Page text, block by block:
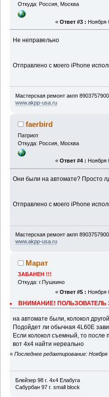
Откуда: Россия, Москва
« Ответ #3 : Ноября
Не неправельно
Отправлено с моего iPhone
Мастерская ремонт акпп
www.akpp-usa.ru
faerbird
Патриот
Откуда: Россия, Москва
« Ответ #4 : Ноября
Они были на автомате? Просто
Отправлено с моего iPhone
Мастерская ремонт акпп
www.akpp-usa.ru
Марат
ЗАБАНЕН !!!
Откуда: г.Пушкино
« Ответ #5 : Ноября
ВНИМАНИЕ! ПОЛЬЗОВАТЕЛЬ
на автомате были, колокол другой.
Подойдет ли обычная 4L60E
Если колокол съемный, то после
вот 4х4 найти нереально
« Последнее редактирование:
Блейзер 98 г. 4х4 Елабуга
Сабурбан 97 г. small block